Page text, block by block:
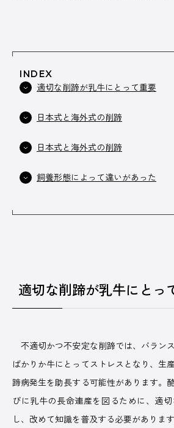
会社名
株式会社デーリィジャパン社
創業
所在地 [本社] 〒162-0806 東京都新
プライバシーポリシー
運営会社
INDEX
適切な削蹄が乳牛にとって重要
日本式と海外式の削蹄
日本式と海外式の削蹄
飼養形態によって違いがあった
適切な削蹄が乳牛にとっ
不適切かつ不安定な削蹄では、バラン
ばかりか牛にとってストレスとなり、生
蹄病発生を助長する可能性があります。
びに乳牛の長命連産を図るために、適
し、改めて知識を普及する必要があります